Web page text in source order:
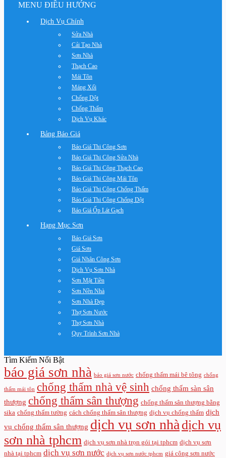
MENU ĐIỀU HƯỚNG
Dịch Vụ Chính
Sửa Nhà
Cải Tạo Nhà
Sơn Nhà
Thạch Cao
Mái Tôn
Máng Xối
Chống Dột
Chống Thấm
Dịch Vụ Khác
Bảng Báo Giá
Báo Giá Thi Công Sơn
Báo Giá Thi Công Sửa Nhà
Báo Giá Thi Công Thạch Cao
Báo Giá Thi Công Mái Tôn
Báo Giá Thi Công Chống Thấm
Báo Giá Thi Công Chống Dột
Báo Giá Ốp Lát Gạch
Hạng Mục Sơn
Báo Giá Sơn
Giá Sơn
Giá Nhân Công Sơn
Dịch Vụ Sơn Nhà
Sơn Mặt Tiền
Sơn Nền Nhà
Sơn Nhà Đẹp
Thợ Sơn Nước
Thợ Sơn Nhà
Quy Trình Sơn Nhà
Tìm Kiếm Nổi Bật
báo giá sơn nhà báo giá sơn nước chống thấm mái bê tông chống
thấm mái tôn chống thấm nhà vệ sinh chống thấm sàn sân
thượng chống thấm sân thượng chống thấm sân thượng bằng
sika chống thấm tường cách chống thấm sân thượng dịch vụ chống thấm dịch
vụ chống thấm sân thượng dịch vụ sơn nhà dịch vụ
sơn nhà tphcm dịch vụ sơn nhà trọn gói tại tphcm dịch vụ sơn
nhà tại tphcm dịch vụ sơn nước dịch vụ sơn nước tphcm giá công sơn nước